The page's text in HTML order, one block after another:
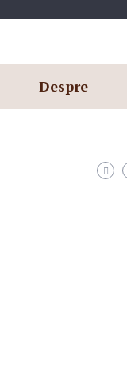
Despre